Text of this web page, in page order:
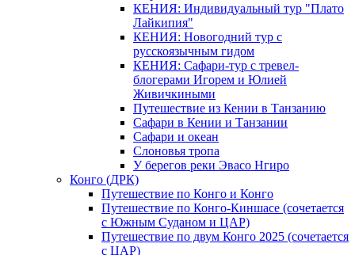
КЕНИЯ: Индивидуальный тур "Плато
Лайкипия"
КЕНИЯ: Новогодний тур с
русскоязычным гидом
КЕНИЯ: Сафари-тур с тревел-
блогерами Игорем и Юлией
Живичкиными
Путешествие из Кении в Танзанию
Сафари в Кении и Танзании
Сафари и океан
Слоновья тропа
У берегов реки Эвасо Нгиро
Конго (ДРК)
Путешествие по Конго и Конго
Путешествие по Конго-Киншасе (сочетается
с Южным Суданом и ЦАР)
Путешествие по двум Конго 2025 (сочетается
с ЦАР)